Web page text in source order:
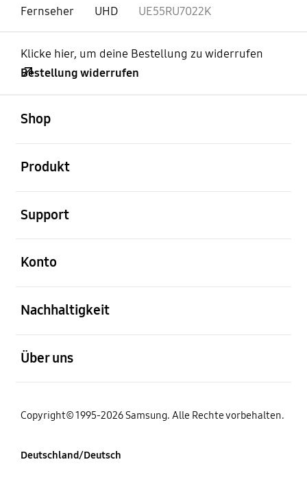
Fernseher
UHD UE55RU7022K
Klicke hier, um deine Bestellung zu widerrufen
Bestellung widerrufen
Shop
Produkt
Support
Konto
Nachhaltigkeit
Über uns
Copyright© 1995-2026 Samsung. Alle Rechte vorbehalten.
Deutschland/Deutsch